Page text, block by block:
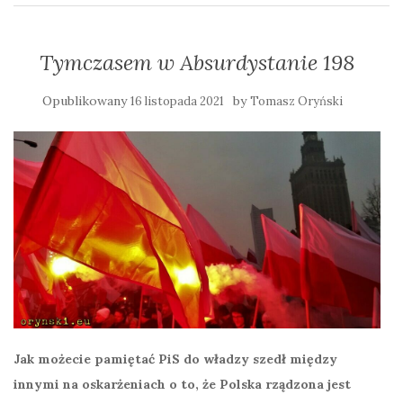
Tymczasem w Absurdystanie 198
Opublikowany16 listopada 2021 byTomasz Oryński
Jak możecie pamiętać PiS do władzy szedł między
innymi na oskarżeniach o to, że Polska rządzona jest